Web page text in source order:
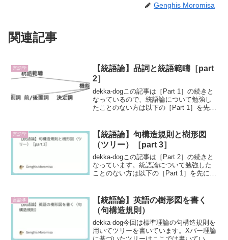
Genghis Moromisa
関連記事
言語学
【統語論】品詞と統語範疇［part
2］
dekka-dogこの記事は［Part 1］の続きと
なっているので、統語論について勉強し
たことのない方は以下の［Part 1］を先に
い品詞は、学校で学ぶものと少し異な
る...
言語学
【統語論】句構造規則と樹形図
（ツリー）［part 3］
dekka-dogこの記事は［Part 2］の続きと
なっています。統語論について勉強した
ことのない方は以下の［Part 1］を先に読
は組み合わさって句を作ります...
言語学
【統語論】英語の樹形図を書く
（句構造規則）
dekka-dog今回は標準理論の句構造規則を
用いてツリーを書いています。Xバー理論